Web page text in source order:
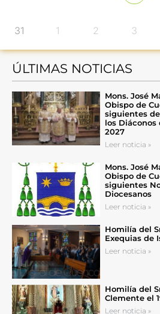
31 1 2 3
ÚLTIMAS NOTICIAS
Mons. José
Obispo de
siguientes
los Diáconos
2027
Leer noticia »
Mons. José
Obispo de
siguientes
Diocesanos
Leer noticia »
Homilía del
Exequias de
Leer noticia »
Homilía del
Clemente el
Leer noticia »